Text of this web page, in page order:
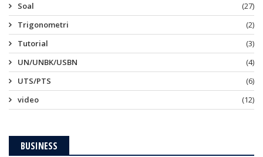
Soal
(27)
Trigonometri
(2)
Tutorial
(3)
UN/UNBK/USBN
(4)
UTS/PTS
(6)
video
(12)
BUSINESS